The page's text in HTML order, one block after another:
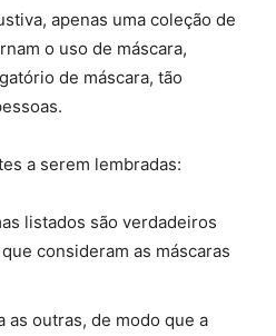
apenas uma coleção de
o uso de máscara,
de máscara, tão
a serem lembradas:
listados são verdadeiros
consideram as máscaras
as outras, de modo que a